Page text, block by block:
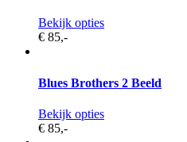
Bekijk opties
€ 85,-
Blues Brothers 2 Beeld
Bekijk opties
€ 85,-